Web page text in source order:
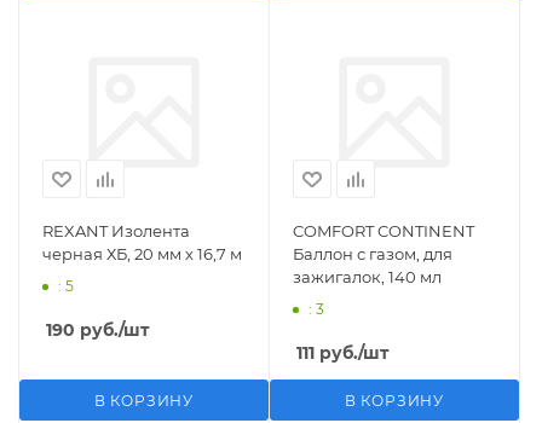
REXANT Изолента
черная ХБ, 20 мм х 16,7 м
: 5
190 руб./шт
В КОРЗИНУ
COMFORT CONTINENT
Баллон с газом, для
зажигалок, 140 мл
: 3
111 руб./шт
В КОРЗИНУ